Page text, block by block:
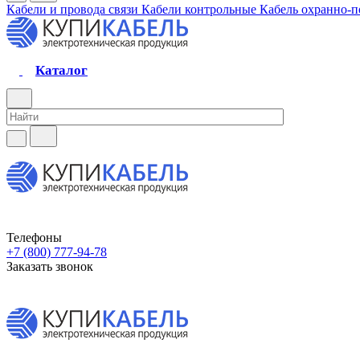
Кабели и провода связи Кабели контрольные Кабель охранно-
Каталог
Телефоны
+7 (800) 777-94-78
Заказать звонок